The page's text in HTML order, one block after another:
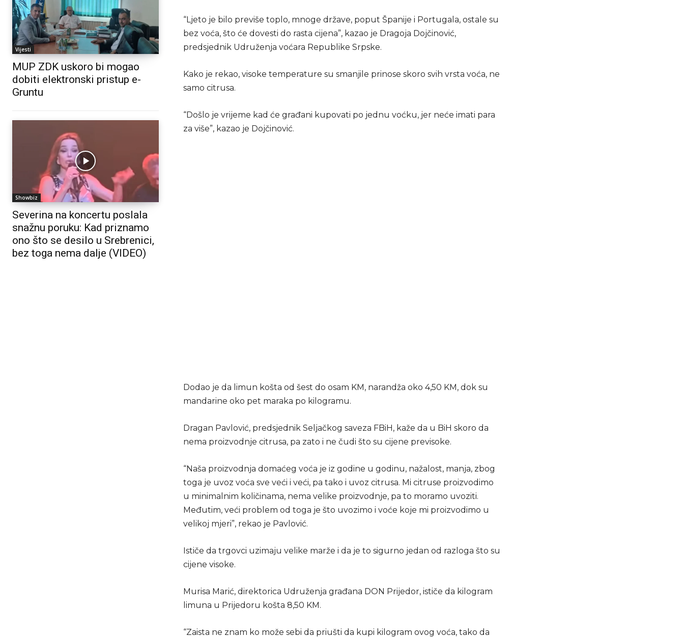
Vijesti
MUP ZDK uskoro bi mogao
dobiti elektronski pristup e-
Gruntu
Showbiz
Severina na koncertu poslala
snažnu poruku: Kad priznamo
ono što se desilo u Srebrenici,
bez toga nema dalje (VIDEO)
“Ljeto je bilo previše toplo, mnoge države, poput Španije i Portugala, ostale su
bez voća, što će dovesti do rasta cijena”, kazao je Dragoja Dojčinović,
predsjednik Udruženja voćara Republike Srpske.
Kako je rekao, visoke temperature su smanjile prinose skoro svih vrsta voća, ne
samo citrusa.
“Došlo je vrijeme kad će građani kupovati po jednu voćku, jer neće imati para
za više”, kazao je Dojčinović.
Dodao je da limun košta od šest do osam KM, narandža oko 4,50 KM, dok su
mandarine oko pet maraka po kilogramu.
Dragan Pavlović, predsjednik Seljačkog saveza FBiH, kaže da u BiH skoro da
nema proizvodnje citrusa, pa zato i ne čudi što su cijene previsoke.
“Naša proizvodnja domaćeg voća je iz godine u godinu, nažalost, manja, zbog
toga je uvoz voća sve veći i veći, pa tako i uvoz citrusa. Mi citruse proizvodimo
u minimalnim količinama, nema velike proizvodnje, pa to moramo uvoziti.
Međutim, veći problem od toga je što uvozimo i voće koje mi proizvodimo u
velikoj mjeri”, rekao je Pavlović.
Ističe da trgovci uzimaju velike marže i da je to sigurno jedan od razloga što su
cijene visoke.
Murisa Marić, direktorica Udruženja građana DON Prijedor, ističe da kilogram
limuna u Prijedoru košta 8,50 KM.
“Zaista ne znam ko može sebi da priušti da kupi kilogram ovog voća, tako da